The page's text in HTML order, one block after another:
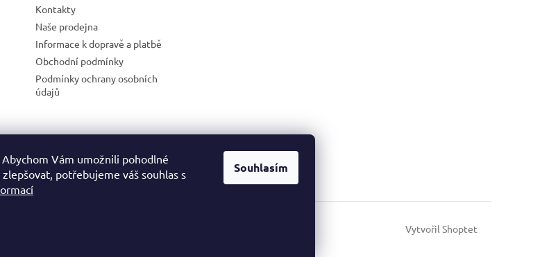
Vám umožnili pohodlné
potřebujeme váš souhlas s
Souhlasím
Kontakty
Naše prodejna
Informace k dopravě a platbě
Obchodní podmínky
Podmínky ochrany osobních
údajů
Vytvořil Shoptet